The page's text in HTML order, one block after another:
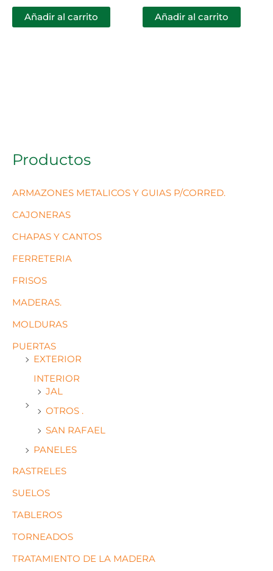
Productos
ARMAZONES METALICOS Y GUIAS P/CORRED.
CAJONERAS
CHAPAS Y CANTOS
FERRETERIA
FRISOS
MADERAS.
MOLDURAS
PUERTAS
EXTERIOR
INTERIOR
JAL
OTROS .
SAN RAFAEL
PANELES
RASTRELES
SUELOS
TABLEROS
TORNEADOS
TRATAMIENTO DE LA MADERA
Añadir al carrito Añadir al carrito